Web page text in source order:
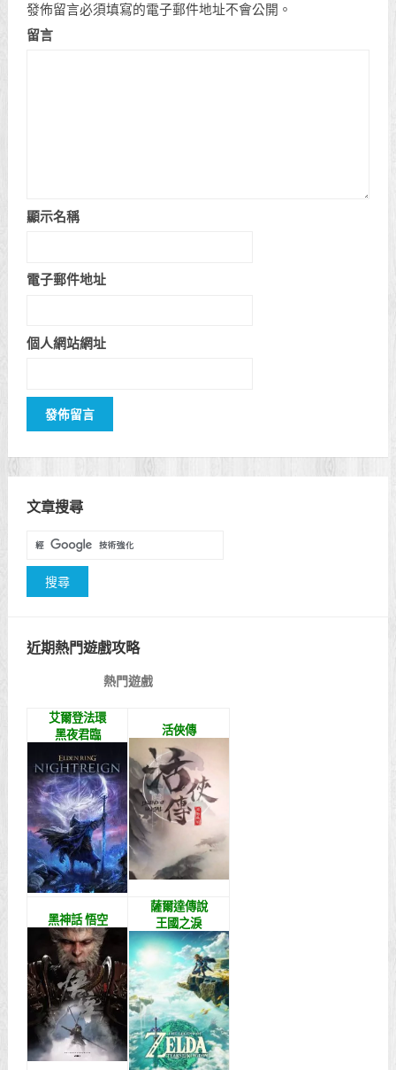
發佈留言必須填寫的電子郵件地址不會公開。
留言
顯示名稱
電子郵件地址
個人網站網址
文章搜尋
近期熱門遊戲攻略
熱門遊戲
艾爾登法環
黑夜君臨
活俠傳
黑神話 悟空
薩爾達傳說
王國之淚